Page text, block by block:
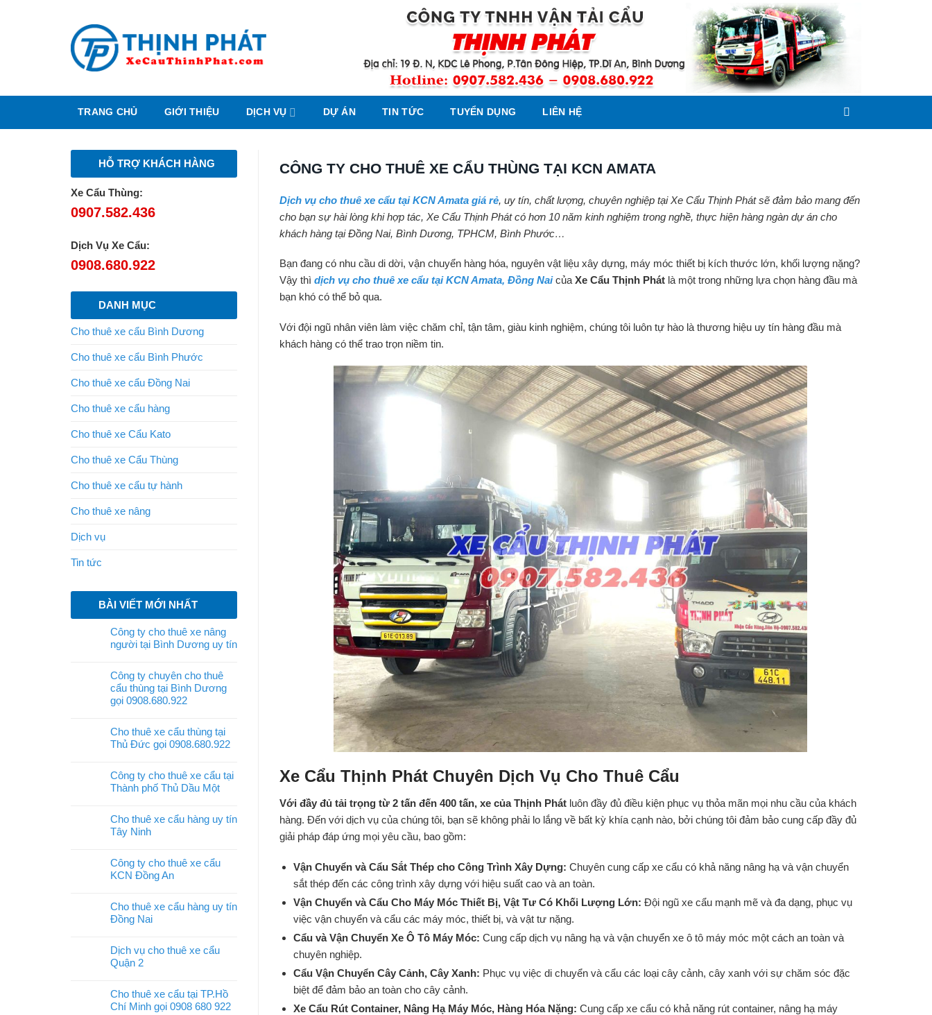
TRANG CHỦ GIỚI THIỆU DỊCH VỤ DỰ ÁN TIN TỨC TUYỂN DỤNG LIÊN HỆ
HỖ TRỢ KHÁCH HÀNG
Xe Cẩu Thùng:
0907.582.436
Dịch Vụ Xe Cẩu:
0908.680.922
DANH MỤC
Cho thuê xe cẩu Bình Dương
Cho thuê xe cẩu Bình Phước
Cho thuê xe cẩu Đồng Nai
Cho thuê xe cẩu hàng
Cho thuê xe Cẩu Kato
Cho thuê xe Cẩu Thùng
Cho thuê xe cẩu tự hành
Cho thuê xe nâng
Dịch vụ
Tin tức
BÀI VIẾT MỚI NHẤT
Công ty cho thuê xe nâng
người tại Bình Dương uy tín
Công ty chuyên cho thuê
cẩu thùng tại Bình Dương
gọi 0908.680.922
Cho thuê xe cẩu thùng tại
Thủ Đức gọi 0908.680.922
Công ty cho thuê xe cẩu tại
Thành phố Thủ Dầu Một
Cho thuê xe cẩu hàng uy tín
Tây Ninh
Công ty cho thuê xe cẩu
KCN Đồng An
Cho thuê xe cẩu hàng uy tín
Đồng Nai
Dịch vụ cho thuê xe cẩu
Quận 2
Cho thuê xe cẩu tại TP.Hồ
Chí Minh gọi 0908 680 922
CÔNG TY CHO THUÊ XE CẨU THÙNG TẠI KCN AMATA
Dịch vụ cho thuê xe cẩu tại KCN Amata giá rẻ, uy tín, chất lượng, chuyên nghiệp tại Xe Cẩu Thịnh Phát sẽ đảm bảo mang đến
cho bạn sự hài lòng khi hợp tác, Xe Cẩu Thịnh Phát có hơn 10 năm kinh nghiệm trong nghề, thực hiện hàng ngàn dự án cho
khách hàng tại Đồng Nai, Bình Dương, TPHCM, Bình Phước…
Bạn đang có nhu cầu di dời, vận chuyển hàng hóa, nguyên vật liệu xây dựng, máy móc thiết bị kích thước lớn, khối lượng nặng?
Vậy thì dịch vụ cho thuê xe cẩu tại KCN Amata, Đồng Naicủa Xe Cẩu Thịnh Phát là một trong những lựa chọn hàng đầu mà
bạn khó có thể bỏ qua.
Với đội ngũ nhân viên làm việc chăm chỉ, tận tâm, giàu kinh nghiệm, chúng tôi luôn tự hào là thương hiệu uy tín hàng đầu mà
khách hàng có thể trao trọn niềm tin.
Xe Cẩu Thịnh Phát Chuyên Dịch Vụ Cho Thuê Cẩu
Với đầy đủ tải trọng từ 2 tấn đến 400 tấn, xe của Thịnh Phát luôn đầy đủ điều kiện phục vụ thỏa mãn mọi nhu cầu của khách
hàng. Đến với dịch vụ của chúng tôi, bạn sẽ không phải lo lắng về bất kỳ khía cạnh nào, bởi chúng tôi đảm bảo cung cấp đầy đủ
giải pháp đáp ứng mọi yêu cầu, bao gồm:
Vận Chuyển và Cẩu Sắt Thép cho Công Trình Xây Dựng: Chuyên cung cấp xe cẩu có khả năng nâng hạ và vận chuyển
sắt thép đến các công trình xây dựng với hiệu suất cao và an toàn.
Vận Chuyển và Cẩu Cho Máy Móc Thiết Bị, Vật Tư Có Khối Lượng Lớn: Đội ngũ xe cẩu mạnh mẽ và đa dạng, phục vụ
việc vận chuyển và cẩu các máy móc, thiết bị, và vật tư nặng.
Cẩu và Vận Chuyển Xe Ô Tô Máy Móc: Cung cấp dịch vụ nâng hạ và vận chuyển xe ô tô máy móc một cách an toàn và
chuyên nghiệp.
Cẩu Vận Chuyển Cây Cảnh, Cây Xanh: Phục vụ việc di chuyển và cẩu các loại cây cảnh, cây xanh với sự chăm sóc đặc
biệt để đảm bảo an toàn cho cây cảnh.
Xe Cẩu Rút Container, Nâng Hạ Máy Móc, Hàng Hóa Nặng: Cung cấp xe cẩu có khả năng rút container, nâng hạ máy